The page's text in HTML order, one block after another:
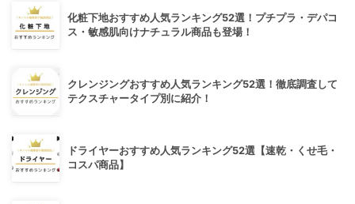
化粧下地おすすめ人気ランキング52選！プチプラ・デパコ
ス・敏感肌向けナチュラル商品も登場！
クレンジングおすすめ人気ランキング52選！徹底調査して
テクスチャータイプ別に紹介！
ドライヤーおすすめ人気ランキング52選【速乾・くせ毛・
コスパ商品】